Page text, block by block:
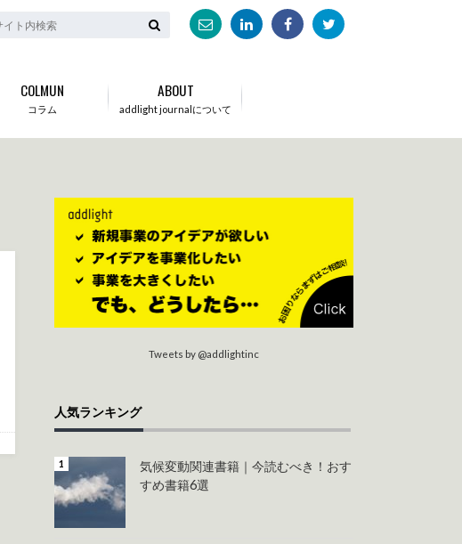
コラム
COLMUN
addlight journalについて
ABOUT
Tweets by @addlightinc
人気ランキング
気候変動関連書籍｜今読むべき！おす
すめ書籍6選